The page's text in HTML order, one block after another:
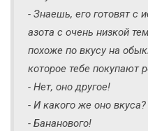
- Знаешь, его готовят с
азота с очень низкой
похоже по вкусу на
которое тебе покупают
- Нет, оно другое!
- И какого же оно вкуса?
- Бананового!